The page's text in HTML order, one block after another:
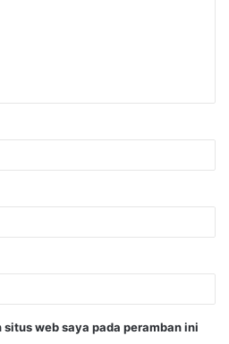
web saya pada peramban ini